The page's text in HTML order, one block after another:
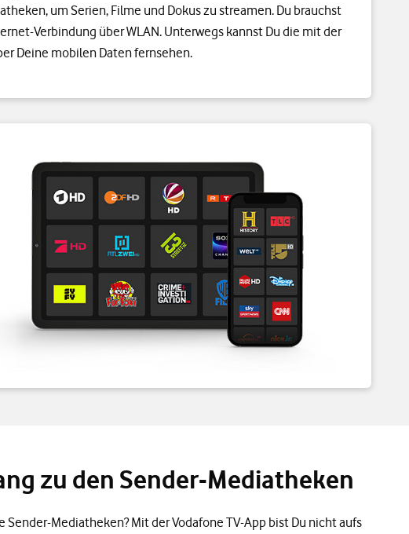
um Serien, Filme und Dokus zu streamen. Du brauchst
Verbindung über WLAN. Unterwegs kannst Du die mit der
Deine mobilen Daten fernsehen.
zu den Sender-Mediatheken
Sender-Mediatheken? Mit der Vodafone TV-App bist Du nicht aufs